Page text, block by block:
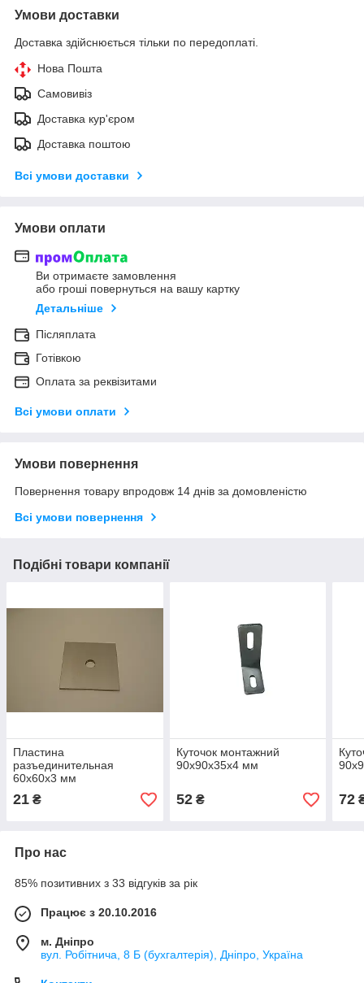
Умови доставки
Доставка здійснюється тільки по передоплаті.
Нова Пошта
Самовивіз
Доставка кур'єром
Доставка поштою
Всі умови доставки
Умови оплати
Ви отримаєте замовлення
або гроші повернуться на вашу картку
Детальніше
Післяплата
Готівкою
Оплата за реквізитами
Всі умови оплати
Умови повернення
Повернення товару впродовж 14 днів за домовленістю
Всі умови повернення
Подібні товари компанії
Пластина
разъединительная
60х60х3 мм
21 ₴
Куточок монтажний
90х90х35х4 мм
52₴ 72
Про нас
85% позитивних з 33 відгуків за рік
Працює з 20.10.2016
м. Дніпро
вул. Робітнича, 8 Б (бухгалтерія), Дніпро, Україна